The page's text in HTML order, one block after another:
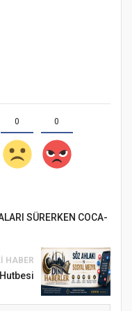
0 0
SÜRERKEN COCA-
HABER